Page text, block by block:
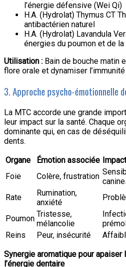
l’énergie défensive (Wei Qi)
H.A. (Hydrolat) Thymus CT
antibactérien naturel
H.A. (Hydrolat) Lavandula
énergies du poumon et de la
Utilisation : Bain de bouche matin
flore orale et dynamiser
3. Approche psycho-émotionnelle
La MTC accorde une grande
leur impact sur la santé. Chaque
dominante qui, en cas de
dents.
Organe
Émotion associée
Foie
Colère, frustration
Rate
Rumination,
anxiété
Poumon Tristesse,
mélancolie
Reins
Peur, insécurité
Synergie aromatique pour
l’énergie dentaire